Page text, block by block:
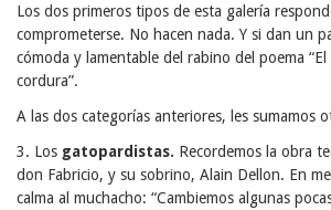
Los dos primeros tipos de esta galería
comprometerse. No hacen nada. Y si dan un
cómoda y lamentable del rabino del poema
cordura”.
A las dos categorías anteriores, les sumamos
3. Los gatopardistas. Recordemos la obra
don Fabricio, y su sobrino, Alain Dellon. En
calma al muchacho: “Cambiemos algunas